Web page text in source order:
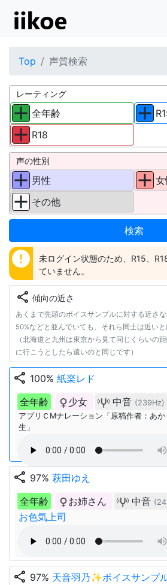
Top 声質検索
レーティング
全年齢
R18
声の性別
男性
その他
女
error
未ログイン状態のため、R15、
ていません。
share 傾向の近さ
あくまで先頭のボイスサンプルに対する近さな
50%などと並んでいても、それら同士は近いと
（北海道と九州は東京から見て同じくらいの
に行こうとしたら遠いのと同じです）
share 100% 紙楽レド
全年齢
少女 中音 (239Hz)
アプリＣMナレーション「原稿作者：あか
生」
share 97% 萩田ゆえ
全年齢
お姉さん 中音
お色気上司
share 97% 天音羽乃✨ボイスサンプ